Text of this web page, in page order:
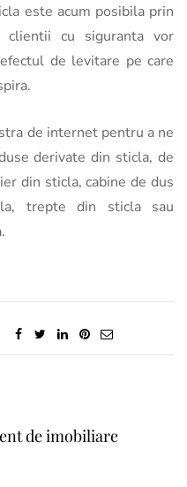
este acum posibila prin
clientii cu siguranta vor
de levitare pe care
de internet pentru a ne
derivate din sticla, de
din sticla, cabine de dus
trepte din sticla sau
de imobiliare